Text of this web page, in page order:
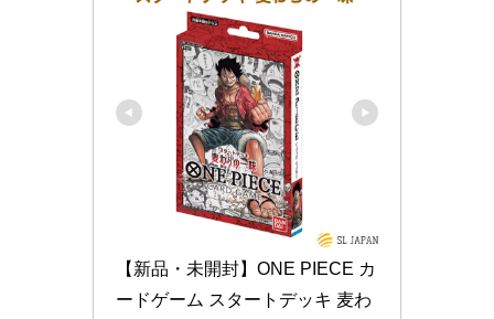
【新品・未開封】ONE PIECE カ
ードゲーム スタートデッキ 麦わ